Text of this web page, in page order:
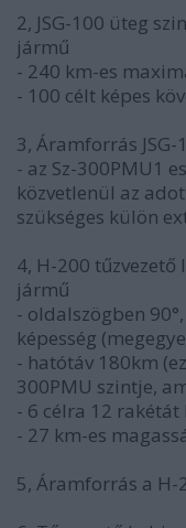
2, JSG-100 üteg
jármű
- 240 km-es
- 100 célt képes
3, Áramforrás
- az Sz-300PMU1
közvetlenül az
szükséges külön
4, H-200
jármű
- oldalszögben
képesség
- hatótáv 180km
300PMU szintje,
- 6 célra 12 rakétát
- 27 km-es
5, Áramforrás a H-